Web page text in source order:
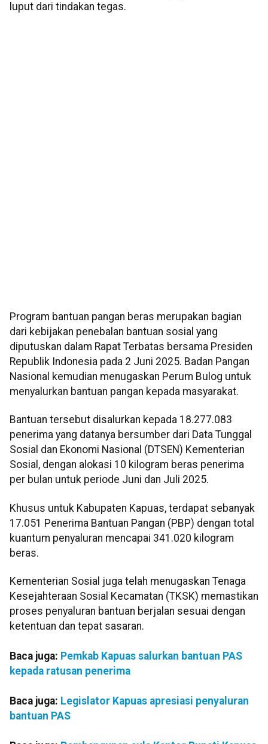
luput dari tindakan tegas.
Program bantuan pangan beras merupakan bagian
dari kebijakan penebalan bantuan sosial yang
diputuskan dalam Rapat Terbatas bersama Presiden
Republik Indonesia pada 2 Juni 2025. Badan Pangan
Nasional kemudian menugaskan Perum Bulog untuk
menyalurkan bantuan pangan kepada masyarakat.
Bantuan tersebut disalurkan kepada 18.277.083
penerima yang datanya bersumber dari Data Tunggal
Sosial dan Ekonomi Nasional (DTSEN) Kementerian
Sosial, dengan alokasi 10 kilogram beras penerima
per bulan untuk periode Juni dan Juli 2025.
Khusus untuk Kabupaten Kapuas, terdapat sebanyak
17.051 Penerima Bantuan Pangan (PBP) dengan total
kuantum penyaluran mencapai 341.020 kilogram
beras.
Kementerian Sosial juga telah menugaskan Tenaga
Kesejahteraan Sosial Kecamatan (TKSK) memastikan
proses penyaluran bantuan berjalan sesuai dengan
ketentuan dan tepat sasaran.
Baca juga: Pemkab Kapuas salurkan bantuan PAS
kepada ratusan penerima
Baca juga: Legislator Kapuas apresiasi penyaluran
bantuan PAS